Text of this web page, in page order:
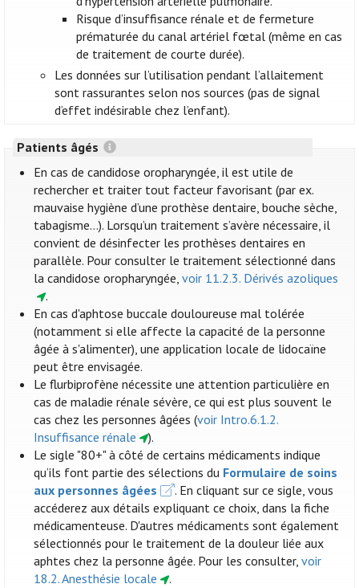
Risque d’insuffisance rénale et de fermeture
prématurée du canal artériel fœtal (même en cas
de traitement de courte durée).
Les données sur l’utilisation pendant l’allaitement
sont rassurantes selon nos sources (pas de signal
d’effet indésirable chez l’enfant).
Patients âgés
En cas de candidose oropharyngée, il est utile de
rechercher et traiter tout facteur favorisant (par ex.
mauvaise hygiène d’une prothèse dentaire, bouche sèche,
tabagisme…). Lorsqu’un traitement s’avère nécessaire, il
convient de désinfecter les prothèses dentaires en
parallèle. Pour consulter le traitement sélectionné dans
la candidose oropharyngée,voir 11.2.3. Dérivés azoliques
.
En cas d'aphtose buccale douloureuse mal tolérée
(notamment si elle affecte la capacité de la personne
âgée à s'alimenter), une application locale de lidocaïne
peut être envisagée.
Le flurbiprofène nécessite une attention particulière en
cas de maladie rénale sévère, ce qui est plus souvent le
cas chez les personnes âgées (voir Intro.6.1.2.
Insuffisance rénale
).
Le sigle "80+" à côté de certains médicaments indique
qu’ils font partie des sélections du Formulaire de soins
aux personnes âgées
. En cliquant sur ce sigle, vous
accéderez aux détails expliquant ce choix, dans la fiche
médicamenteuse. D'autres médicaments sont également
sélectionnés pour le traitement de la douleur liée aux
aphtes chez la personne âgée. Pour les consulter,voir
18.2. Anesthésie locale
.